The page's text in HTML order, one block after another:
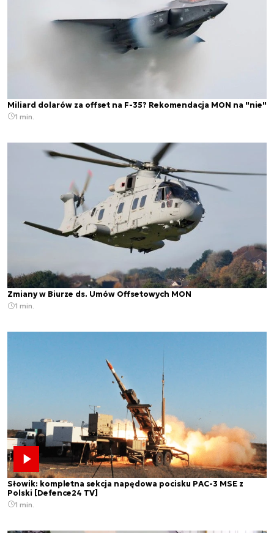
Miliard dolarów za offset na F-35? Rekomendacja MON na "nie"
1 min.
Zmiany w Biurze ds. Umów Offsetowych MON
1 min.
Słowik: kompletna sekcja napędowa pocisku PAC-3 MSE z
Polski [Defence24 TV]
1 min.